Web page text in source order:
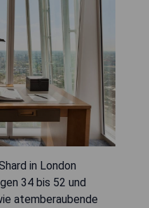
in London
34 bis 52 und
atemberaubende